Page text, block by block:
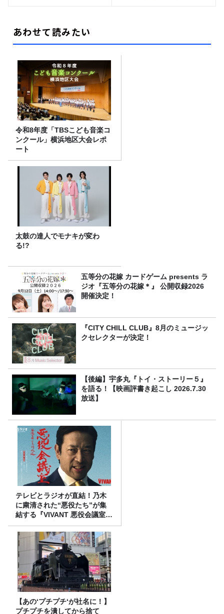
あわせて読みたい
令和8年度「TBSこども音楽コ
ンクール」横浜地区大会レポ
ート
太鼓の達人でモナキが変わ
る!?
五等分の花嫁 カードゲーム presents ラ
ジオ『五等分の花嫁＊』 公開収録2026
開催決定！
『CITY CHILL CLUB』8月のミュージッ
クセレクターが決定！
【後編】宇多丸『トイ・ストーリー５』
を語る！【映画評書き起こし 2026.7.30
放送】
テレビとラジオが直結！乃木
に粛清された“悪役たち”が集
結する『VIVANT 悪役会議室』
7/26(日)23時スタート！
【あの‘プチプチ‘が社名に！】
プチプチを潰してから捨て